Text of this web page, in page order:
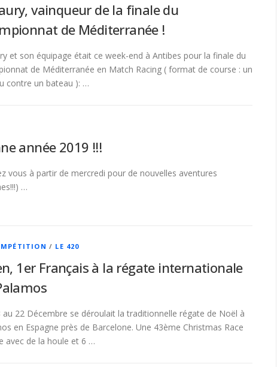
vainqueur de la finale du
de Méditerranée !
et son équipage était ce week-end à Antibes pour la finale du
de Méditerranée en Match Racing ( format de course : un
contre un bateau ): …
année 2019 !!!
vous à partir de mercredi pour de nouvelles aventures
…
/ LE 420
1er Français à la régate internationale
au 22 Décembre se déroulait la traditionnelle régate de Noël à
en Espagne près de Barcelone. Une 43ème Christmas Race
avec de la houle et 6 …